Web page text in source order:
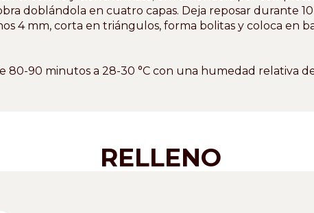
doblándola en cuatro capas. Deja reposar durante
4 mm, corta en triángulos, forma bolitas y coloca en
80-90 minutos a 28-30 °C con una humedad relativa
RELLENO